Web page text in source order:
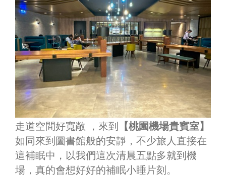
走道空間好寬敞 ，來到
【桃園機場貴賓室】
如同來到圖書館般的安靜，不少旅人直接在
這補眠中，以我們這次清晨五點多就到機
場，真的會想好好的補眠小睡片刻。